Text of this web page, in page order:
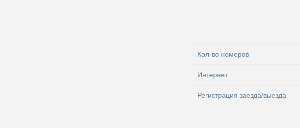
Кол-во номеров
Интернет
Регистрация заезда/выезда